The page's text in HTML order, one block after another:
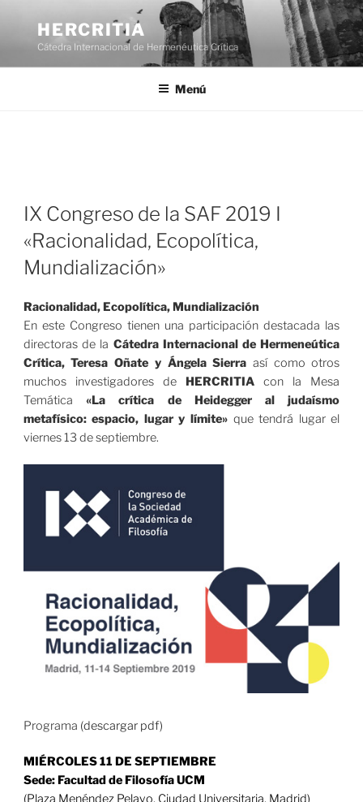
contenido
HERCRITIA
Cátedra Internacional de Hermenéutica Crítica
Menú
IX Congreso de la SAF 2019 I
«Racionalidad, Ecopolítica,
Mundialización»
Racionalidad, Ecopolítica, Mundialización
En este Congreso tienen una participación destacada las
directoras de la Cátedra Internacional de Hermeneútica
Crítica,Teresa Oñate y Ángela Sierra así como otros
muchos investigadores de HERCRITIA con la Mesa
Temática«La crítica de Heidegger al judaísmo
metafísico: espacio, lugar y límite» que tendrá lugar el
viernes 13 de septiembre.
Programa (descargar pdf)
MIÉRCOLES 11 DE SEPTIEMBRE
Sede: Facultad de Filosofía UCM